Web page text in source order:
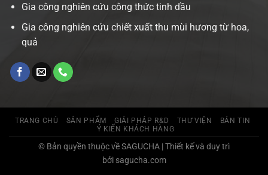
Gia công nghiên cứu công thức tinh dầu
Gia công nghiên cứu chiết xuất thu mùi hương từ hoa,
quả
TRANG CHỦ SẢN PHẨM GIẢI PHÁP R&D THƯ VIỆN
BẢN TIN
Ý KIẾN KHÁCH HÀNG
© Bản quyền thuộc về SAGUCHA | Thiết kế và duy trì
bởi sagucha.com